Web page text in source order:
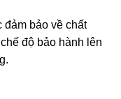
đảm bảo về chất
độ bảo hành lên